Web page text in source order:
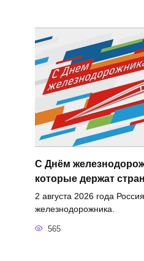
С Днём
которые держат
2 августа 2026 года
железнодорожника.
565